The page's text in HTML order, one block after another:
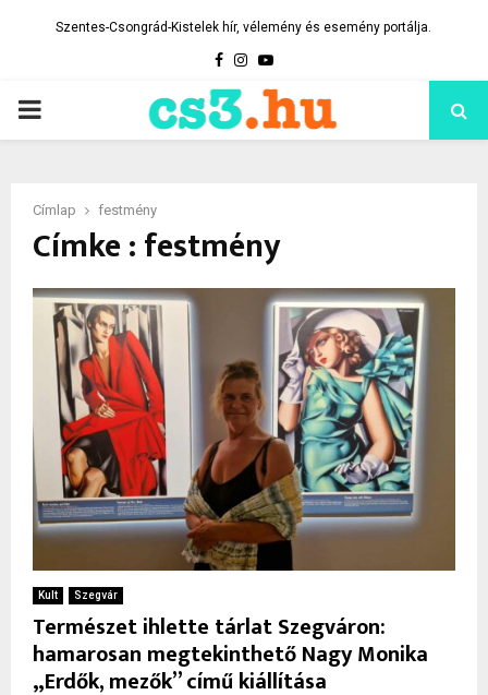
Szentes-Csongrád-Kistelek hír, vélemény és esemény portálja.
Facebook
Instagram
Youtube
PRIMARY
Címlap festmény
Címke : festmény
Kult Szegvár
Természet ihlette tárlat Szegváron:
hamarosan megtekinthető Nagy Monika
„Erdők, mezők” című kiállítása